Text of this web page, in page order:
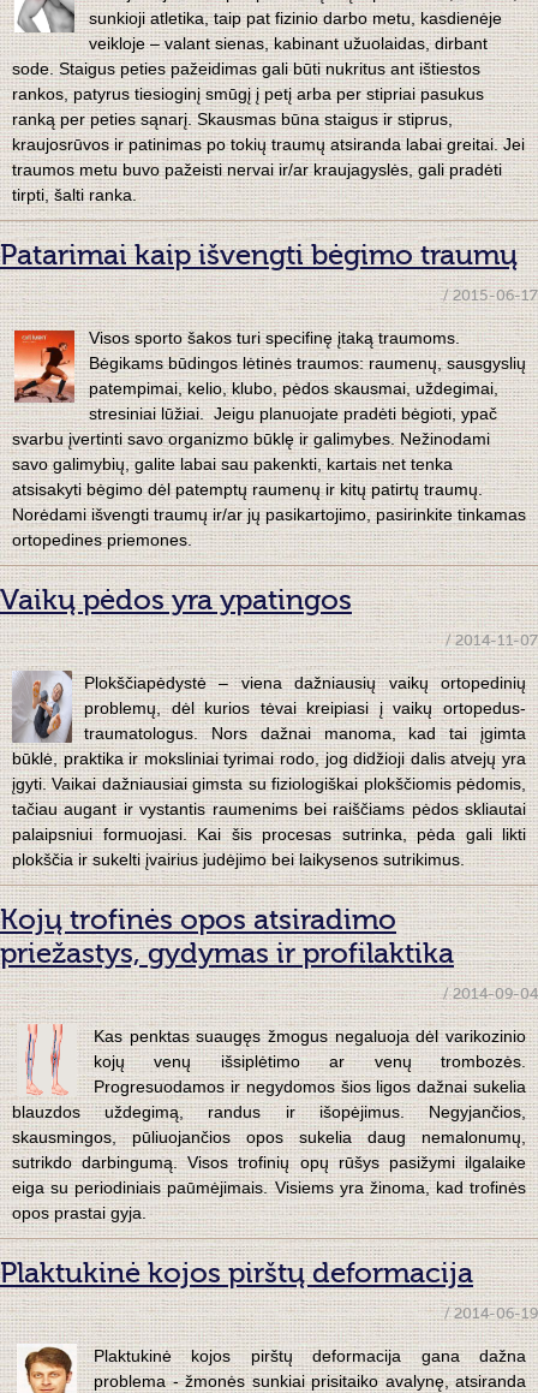
sunkioji atletika, taip pat fizinio darbo metu, kasdienėje
veikloje – valant sienas, kabinant užuolaidas, dirbant
sode. Staigus peties pažeidimas gali būti nukritus ant ištiestos
rankos, patyrus tiesioginį smūgį į petį arba per stipriai pasukus
ranką per peties sąnarį. Skausmas būna staigus ir stiprus,
kraujosrūvos ir patinimas po tokių traumų atsiranda labai greitai. Jei
traumos metu buvo pažeisti nervai ir/ar kraujagyslės, gali pradėti
tirpti, šalti ranka.
Patarimai kaip išvengti bėgimo traumų
/ 2015-06-17
Visos sporto šakos turi specifinę įtaką traumoms.
Bėgikams būdingos lėtinės traumos: raumenų, sausgyslių
patempimai, kelio, klubo, pėdos skausmai, uždegimai,
stresiniai lūžiai. Jeigu planuojate pradėti bėgioti, ypač
svarbu įvertinti savo organizmo būklę ir galimybes. Nežinodami
savo galimybių, galite labai sau pakenkti, kartais net tenka
atsisakyti bėgimo dėl patemptų raumenų ir kitų patirtų traumų.
Norėdami išvengti traumų ir/ar jų pasikartojimo, pasirinkite tinkamas
ortopedines priemones.
Vaikų pėdos yra ypatingos
/ 2014-11-07
Plokščiapėdystė – viena dažniausių vaikų ortopedinių
problemų, dėl kurios tėvai kreipiasi į vaikų ortopedus-
traumatologus. Nors dažnai manoma, kad tai įgimta
būklė, praktika ir moksliniai tyrimai rodo, jog didžioji dalis atvejų yra
įgyti. Vaikai dažniausiai gimsta su fiziologiškai plokščiomis pėdomis,
tačiau augant ir vystantis raumenims bei raiščiams pėdos skliautai
palaipsniui formuojasi. Kai šis procesas sutrinka, pėda gali likti
plokščia ir sukelti įvairius judėjimo bei laikysenos sutrikimus.
Kojų trofinės opos atsiradimo
priežastys, gydymas ir profilaktika
/ 2014-09-04
Kas penktas suaugęs žmogus negaluoja dėl varikozinio
kojų venų išsiplėtimo ar venų trombozės.
Progresuodamos ir negydomos šios ligos dažnai sukelia
blauzdos uždegimą, randus ir išopėjimus. Negyjančios,
skausmingos, pūliuojančios opos sukelia daug nemalonumų,
sutrikdo darbingumą. Visos trofinių opų rūšys pasižymi ilgalaike
eiga su periodiniais paūmėjimais. Visiems yra žinoma, kad trofinės
opos prastai gyja.
Plaktukinė kojos pirštų deformacija
/ 2014-06-19
Plaktukinė kojos pirštų deformacija gana dažna
problema - žmonės sunkiai prisitaiko avalynę, atsiranda